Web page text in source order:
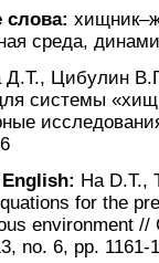
среда,
Д.Т., Цибулин
системы
Ha D.T.,
for the
environment
no. 6, pp. 1161-